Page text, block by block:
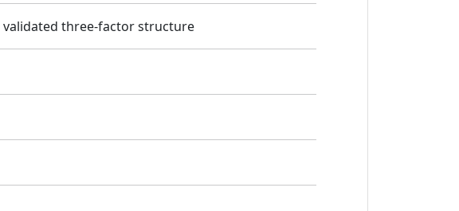
validated three-factor structure